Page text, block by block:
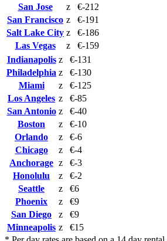
San Jose
z
€-212
San Francisco z
€-191
Salt Lake City z
€-186
Las Vegas
z
€-159
Indianapolis z
€-131
Philadelphia z
€-130
Miami
z
€-125
Los Angeles z
€-85
San Antonio z
€-40
Boston
z
€-10
Orlando
z
€-6
Chicago
z
€-4
Anchorage z
€-3
Honolulu
z
€-2
Seattle
z
€6
Phoenix
z
€9
San Diego
z
€9
Minneapolis z
€15